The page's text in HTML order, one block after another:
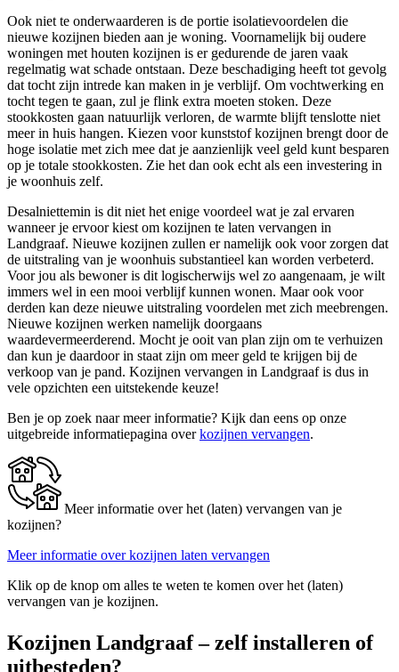
Ook niet te onderwaarderen is de portie isolatievoordelen die
nieuwe kozijnen bieden aan je woning. Voornamelijk bij oudere
woningen met houten kozijnen is er gedurende de jaren vaak
regelmatig wat schade ontstaan. Deze beschadiging heeft tot gevolg
dat tocht zijn intrede kan maken in je verblijf. Om vochtwerking en
tocht tegen te gaan, zul je flink extra moeten stoken. Deze
stookkosten gaan natuurlijk verloren, de warmte blijft tenslotte niet
meer in huis hangen. Kiezen voor kunststof kozijnen brengt door de
hoge isolatie met zich mee dat je aanzienlijk veel geld kunt besparen
op je totale stookkosten. Zie het dan ook echt als een investering in
je woonhuis zelf.
Desalniettemin is dit niet het enige voordeel wat je zal ervaren
wanneer je ervoor kiest om kozijnen te laten vervangen in
Landgraaf. Nieuwe kozijnen zullen er namelijk ook voor zorgen dat
de uitstraling van je woonhuis substantieel kan worden verbeterd.
Voor jou als bewoner is dit logischerwijs wel zo aangenaam, je wilt
immers wel in een mooi verblijf kunnen wonen. Maar ook voor
derden kan deze nieuwe uitstraling voordelen met zich meebrengen.
Nieuwe kozijnen werken namelijk doorgaans
waardevermeerderend. Mocht je ooit van plan zijn om te verhuizen
dan kun je daardoor in staat zijn om meer geld te krijgen bij de
verkoop van je pand. Kozijnen vervangen in Landgraaf is dus in
vele opzichten een uitstekende keuze!
Ben je op zoek naar meer informatie? Kijk dan eens op onze
uitgebreide informatiepagina overkozijnen vervangen.
Meer informatie over het (laten) vervangen van je
kozijnen?
Meer informatie over kozijnen laten vervangen
Klik op de knop om alles te weten te komen over het (laten)
vervangen van je kozijnen.
Kozijnen Landgraaf – zelf installeren of
uitbesteden?